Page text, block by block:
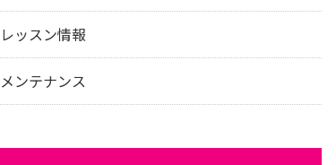
レッスン情報
メンテナンス